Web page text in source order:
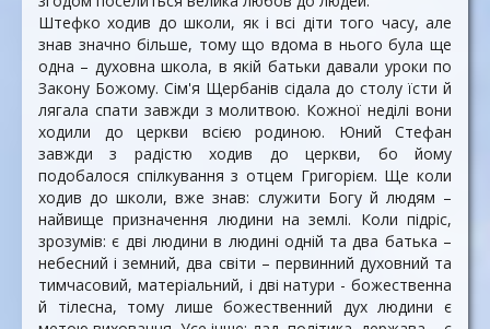
Штефко ходив до школи, як і всі діти того часу, але
знав значно більше, тому що вдома в нього була ще
одна – духовна школа, в якій батьки давали уроки по
Закону Божому. Сім'я Щербанів сідала до столу їсти й
лягала спати завжди з молитвою. Кожної неділі вони
ходили до церкви всією родиною. Юний Стефан
завжди з радістю ходив до церкви, бо йому
подобалося спілкування з отцем Григорієм. Ще коли
ходив до школи, вже знав: служити Богу й людям –
найвище призначення людини на землі. Коли підріс,
зрозумів: є дві людини в людині одній та два батька –
небесний і земний, два світи – первинний духовний та
тимчасовий, матеріальний, і дві натури - божественна
й тілесна, тому лише божественний дух людини є